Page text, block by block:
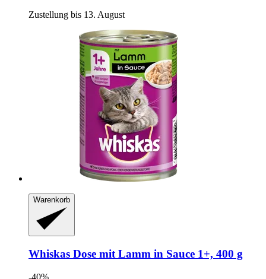
Zustellung bis 13. August
Warenkorb
Whiskas Dose mit Lamm in Sauce 1+, 400 g
-40%